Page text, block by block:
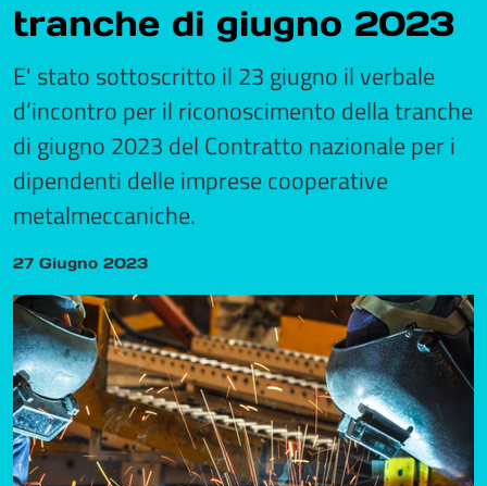
tranche di giugno 2023
E' stato sottoscritto il 23 giugno il verbale
d’incontro per il riconoscimento della tranche
di giugno 2023 del Contratto nazionale per i
dipendenti delle imprese cooperative
metalmeccaniche.
27 Giugno 2023